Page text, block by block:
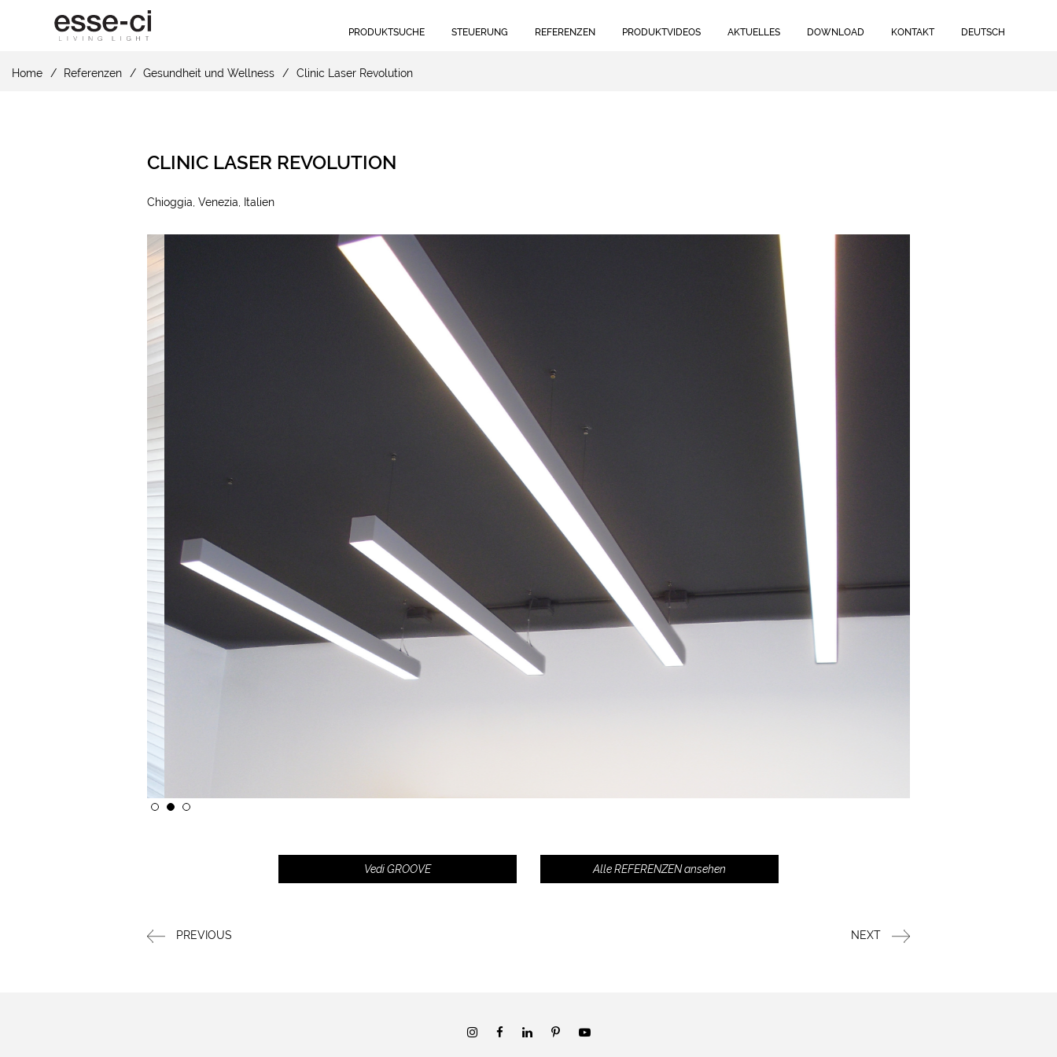
PRODUKTSUCHE STEUERUNG REFERENZEN PRODUKTVIDEOS AKTUELLES DOWNLOAD KONTAKT DEUTSCH
Home Referenzen Gesundheit und Wellness Clinic Laser Revolution
CLINIC LASER REVOLUTION
Chioggia, Venezia, Italien
Vedi GROOVE Alle REFERENZEN ansehen
PREVIOUS NEXT